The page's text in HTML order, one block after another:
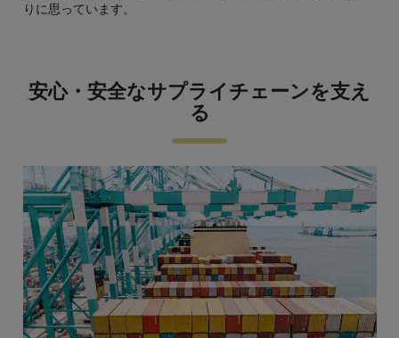
りに思っています。
安心・安全なサプライチェーンを支え
る